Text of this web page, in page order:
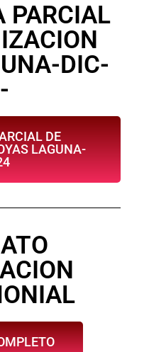
PARCIAL
DIC-
DE
LAGUNA-